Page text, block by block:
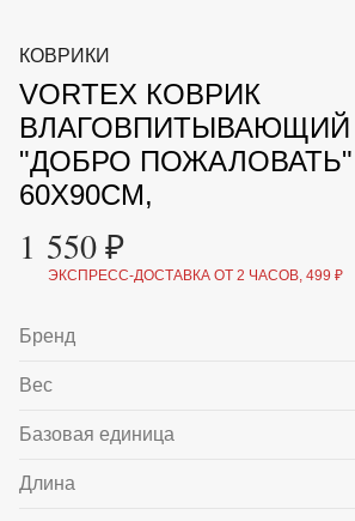
МАЛАЯ МЕХАНИЗАЦИЯ
ОТПУГИВАТЕЛИ ОТ ПТИЦ,
ГРЫЗУНОВ
САДОВАЯ ОДЕЖДА И ОБУВЬ
САДОВЫЙ ИНСТРУМЕНТ
СЕМЕНА
СРЕДСТВА ЗАЩИТЫ
ТОВАРЫ ДЛЯ БАНЬ И САУН
ТОВАРЫ ДЛЯ ПОЛИВА
ТОВАРЫ ДЛЯ ТУРИЗМА И
ТОВАРЫ И АПТЕКА ДЛЯ ПРУДА
УХОД
+7 (495) 197 87
87
КОВРИКИ
VORTEX КОВРИК
ВЛАГОВПИТЫВАЮЩИЙ
"ДОБРО ПОЖАЛОВАТЬ"
60Х90СМ,
1 550 ₽
ЭКСПРЕСС-ДОСТАВКА ОТ 2 ЧАСОВ, 499 ₽
Бренд
Вес
Базовая единица
Длина